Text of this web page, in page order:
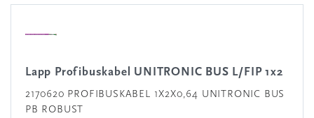
Lapp Profibuskabel UNITRONIC BUS L/FIP 1x2
2170620 PROFIBUSKABEL 1X2X0,64 UNITRONIC BUS
PB ROBUST